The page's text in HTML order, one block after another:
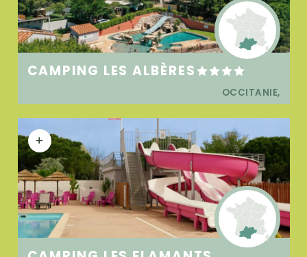
CAMPING LES ALBÈRES
OCCITANIE,
+